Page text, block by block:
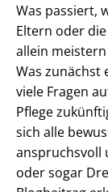
Was passiert,
Eltern oder
allein
Was zunächst
viele Fragen
Pflege
sich alle
anspruchsvoll
oder sogar